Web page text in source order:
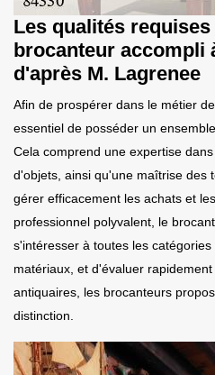
Les qualités
brocanteur accompli
d'après M. Lagrenee
Afin de prospérer dans le métier
essentiel de posséder un
Cela comprend une expertise
d'objets, ainsi qu'une maîtrise des
gérer efficacement les achats et
professionnel polyvalent, le
s'intéresser à toutes les
matériaux, et d'évaluer
antiquaires, les brocanteurs
distinction.